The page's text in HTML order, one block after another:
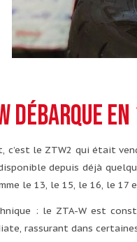
débarque
c’est le ZTW2 qui était
depuis déjà
le 13, le 15, le 16, le 17
: le ZTA-W est
rassurant dans